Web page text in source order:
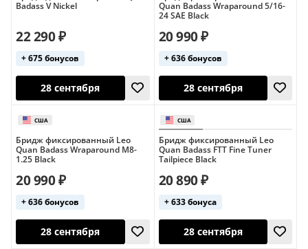
Badass V Nickel
22 290 ₽
+ 675 бонусов
Quan Badass Wraparound 5/16-
24 SAE Black
20 990 ₽
+ 636 бонусов
Бридж фиксированный Leo
Quan Badass Wraparound M8-
1.25 Black
20 990 ₽
+ 636 бонусов
Бридж фиксированный Leo
Quan Badass FTT Fine Tuner
Tailpiece Black
20 890 ₽
+ 633 бонуса